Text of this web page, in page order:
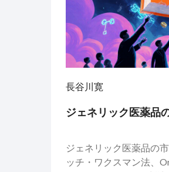
長谷川寛
ジェネリック医薬品
ジェネリック医薬品の
ッチ・ワクスマン法、